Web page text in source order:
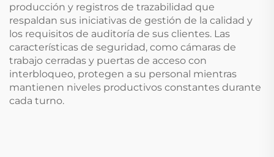
producción y registros de trazabilidad que
respaldan sus iniciativas de gestión de la calidad y
los requisitos de auditoría de sus clientes. Las
características de seguridad, como cámaras de
trabajo cerradas y puertas de acceso con
interbloqueo, protegen a su personal mientras
mantienen niveles productivos constantes durante
cada turno.